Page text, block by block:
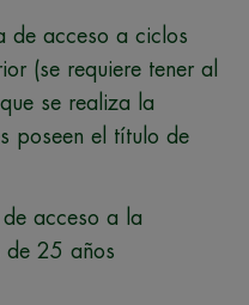
de acceso a ciclos
(se requiere tener al
se realiza la
poseen el título de
acceso a la
de 25 años